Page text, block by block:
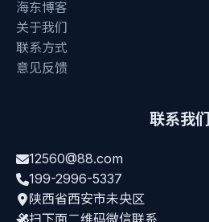
海东博客
关于我们
联系方式
意见反馈
联系我们
12560@88.com
199-2996-5337
陕西省西安市未央区
扫下面二维码微信联系